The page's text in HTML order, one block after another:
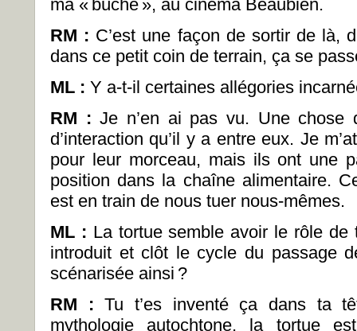
ma « bûche », au cinéma Beaubien.
RM : C’est une façon de sortir de là,
dans ce petit coin de terrain, ça se
ML : Y a-t-il certaines allégories
RM : Je n’en ai pas vu. Une chose
d’interaction qu’il y a entre eux. Je
pour leur morceau, mais ils ont une
position dans la chaîne alimentaire.
est en train de nous tuer nous-mêmes.
ML : La tortue semble avoir le rôle de
introduit et clôt le cycle du passage
scénarisée ainsi ?
RM : Tu t’es inventé ça dans ta
mythologie autochtone, la tortue